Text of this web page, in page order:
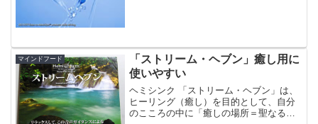
マインドフード
「ストリーム・ヘブン」癒し用に
使いやすい
ヘミシンク 「ストリーム・ヘブン」は、
ヒーリング（癒し）を目的として、自分
のこころの中に「癒しの場所＝聖なる領